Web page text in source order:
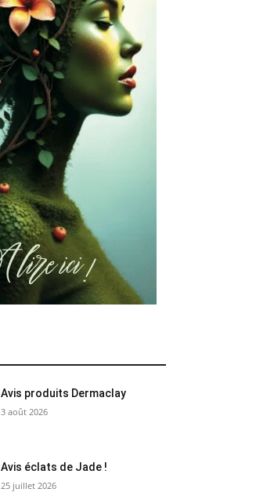
Avis produits Dermaclay
3 août 2026
Avis éclats de Jade !
25 juillet 2026